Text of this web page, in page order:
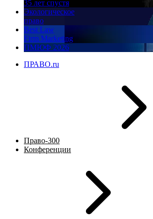
35 лет спустя
Экологическое
право
Best Law
Firm Marketing
ПМЮФ 2026
ПРАВО.ru
Право-300
Конференции